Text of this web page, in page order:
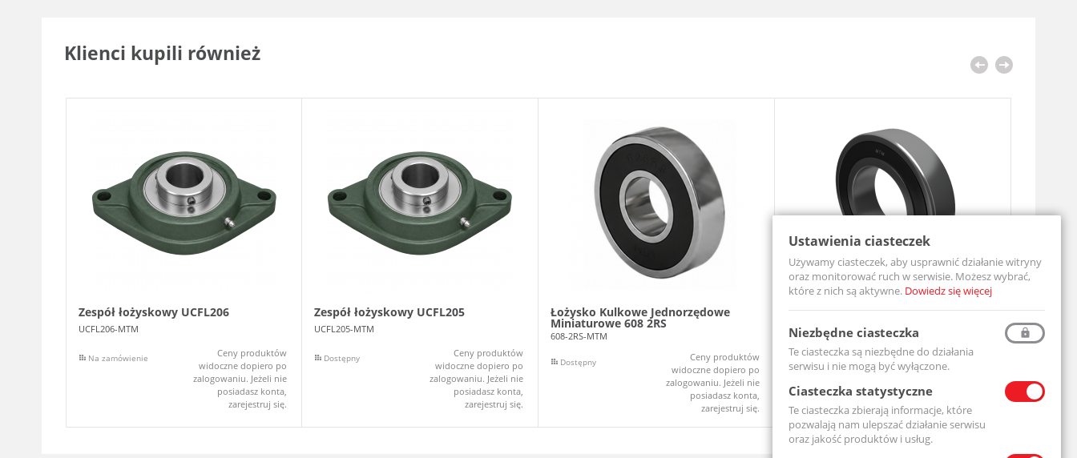
Klienci kupili również
Zespół łożyskowy UCFL206
UCFL206-MTM
Na zamówienie
Ceny produktów
widoczne dopiero po
zalogowaniu. Jeżeli nie
posiadasz konta,
zarejestruj się.
Zespół łożyskowy UCFL205
UCFL205-MTM
Dostępny
Ceny produktów
widoczne dopiero po
zalogowaniu. Jeżeli nie
posiadasz konta,
zarejestruj się.
Łożysko Kulkowe Jednorzędowe
Miniaturowe 608 2RS
608-2RS-MTM
Dostępny
Ceny produktów
widoczne dopiero po
zalogowaniu. Jeżeli nie
posiadasz konta,
zarejestruj się.
Łożysko Kulkowe Jednorzędowe 6204
6204-2RS-MTM
Dostępny
Ceny produktów
widoczne dopiero po
posiadasz konta,
zarejestruj się.
Zespół
UCF206-
Ustawienia ciasteczek
Używamy ciasteczek, aby usprawnić działanie witryny
oraz monitorować ruch w serwisie. Możesz wybrać,
które z nich są aktywne. Dowiedz się więcej
Niezbędne ciasteczka
Te ciasteczka są niezbędne do działania
serwisu i nie mogą być wyłączone.
Ciasteczka statystyczne
Te ciasteczka zbierają informacje, które
pozwalają nam ulepszać działanie serwisu
oraz jakość produktów i usług.